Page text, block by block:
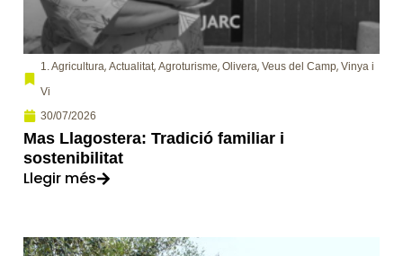
1. Agricultura, Actualitat, Agroturisme, Olivera, Veus del Camp, Vinya i
Vi
30/07/2026
Mas Llagostera: Tradició familiar i
sostenibilitat
Llegir més